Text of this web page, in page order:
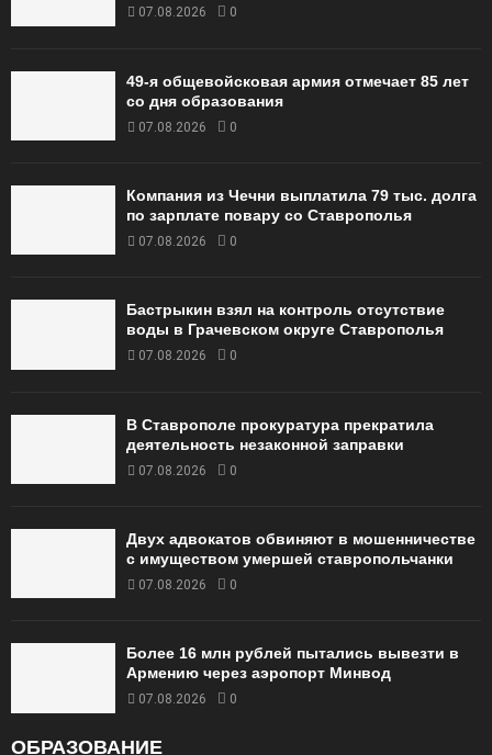
07.08.2026 0
49‑я общевойсковая армия отмечает 85 лет
со дня образования
07.08.2026 0
Компания из Чечни выплатила 79 тыс. долга
по зарплате повару со Ставрополья
07.08.2026 0
Бастрыкин взял на контроль отсутствие
воды в Грачевском округе Ставрополья
07.08.2026 0
В Ставрополе прокуратура прекратила
деятельность незаконной заправки
07.08.2026 0
Двух адвокатов обвиняют в мошенничестве
с имуществом умершей ставропольчанки
07.08.2026 0
Более 16 млн рублей пытались вывезти в
Армению через аэропорт Минвод
07.08.2026 0
ОБРАЗОВАНИЕ